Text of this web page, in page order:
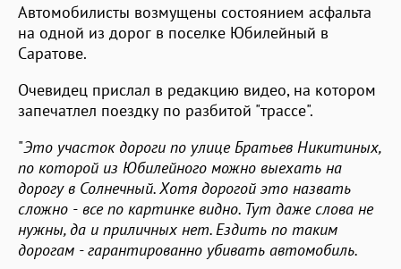
Автомобилисты возмущены состоянием асфальта
на одной из дорог в поселке Юбилейный в
Саратове.
Очевидец прислал в редакцию видео, на котором
запечатлел поездку по разбитой "трассе".
"Это участок дороги по улицеБратьев Никитиных,
по которой из Юбилейного можно выехать на
дорогу в Солнечный. Хотя дорогой это назвать
сложно - все по картинке видно. Тут даже слова не
нужны, да и приличных нет. Ездить по таким
дорогам - гарантированно убивать автомобиль.